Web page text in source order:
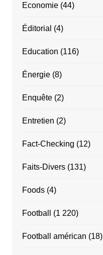
Economie(44)
Éditorial (4)
Education (116)
Énergie(8)
Enquête(2)
Entretien (2)
Fact-Checking (12)
Faits-Divers(131)
Foods(4)
Football (1 220)
Football américan (18)